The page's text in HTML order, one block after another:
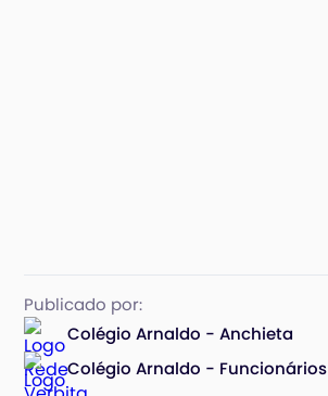
Publicado por:
Colégio Arnaldo - Anchieta
Colégio Arnaldo - Funcionários